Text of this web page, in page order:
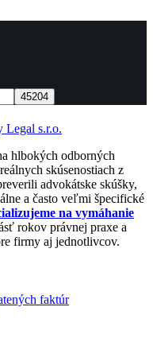
hlbokých odborných
skúsenostiach z
advokátske skúšky,
a často veľmi špecifické
na vymáhanie
rokov právnej praxe a
firmy aj jednotlivcov.
faktúr